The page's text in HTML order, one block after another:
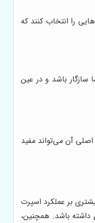
را انتخاب کنند که
سازگار باشد و در عین
اصلی آن می‌تواند مفید
بر عملکرد اسپرت
باشد. همچنین،